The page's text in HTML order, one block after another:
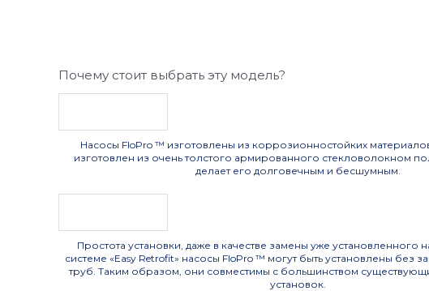
Почему стоит выбрать эту модель?
Насосы FloPro ™ изготовлены из коррозионностойких
изготовлен из очень толстого армированного стекловолокном
делает его долговечным и бесшумным.
Простота установки, даже в качестве замены уже установленного
системе «Easy Retrofit» насосы FloPro ™ могут быть установлены без
труб. Таким образом, они совместимы с большинством
установок.